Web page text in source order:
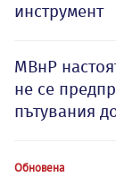
инструмент
МВнР
не се
пътувания
Обновена